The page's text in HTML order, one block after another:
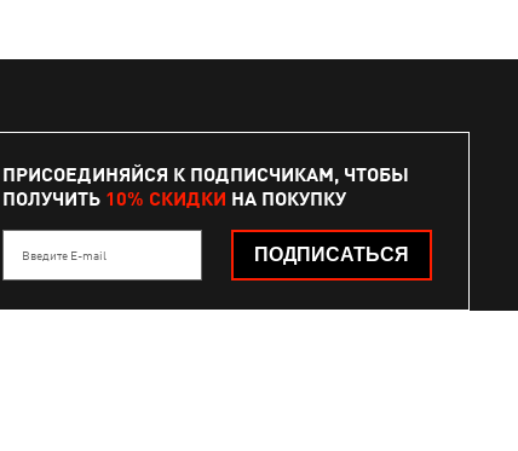
ПРИСОЕДИНЯЙСЯ К ПОДПИСЧИКАМ, ЧТОБЫ
ПОЛУЧИТЬ 10% СКИДКИ НА ПОКУПКУ
Введите E-mail ПОДПИСАТЬСЯ